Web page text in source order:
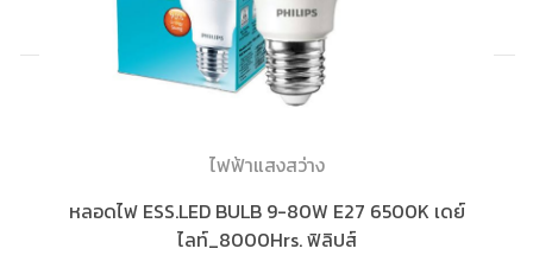
ไฟฟ้าแสงสว่าง
หลอดไฟ ESS.LED BULB 9-80W E27 6500K เดย์
ไลท์_8000Hrs. ฟิลิปส์